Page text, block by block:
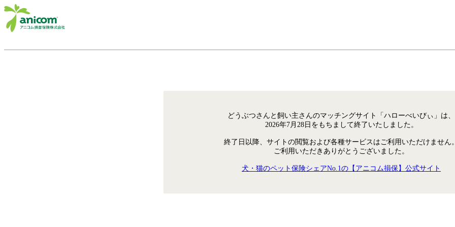
どうぶつさんと飼い主さんのマッチングサイト「ハローべいびぃ」は、
2026年7月28日をもちまして終了いたしました。
終了日以降、サイトの閲覧および各種サービスはご利用いただけません
ご利用いただきありがとうございました。
犬・猫のペット保険シェアNo.1の【アニコム損保】公式サイト